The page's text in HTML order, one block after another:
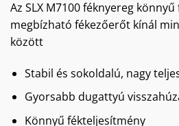
Az SLX M7100 féknyereg
megbízható fékezőerőt kínál
között
Stabil és sokoldalú, nagy
Gyorsabb dugattyú
Könnyű fékteljesítmény